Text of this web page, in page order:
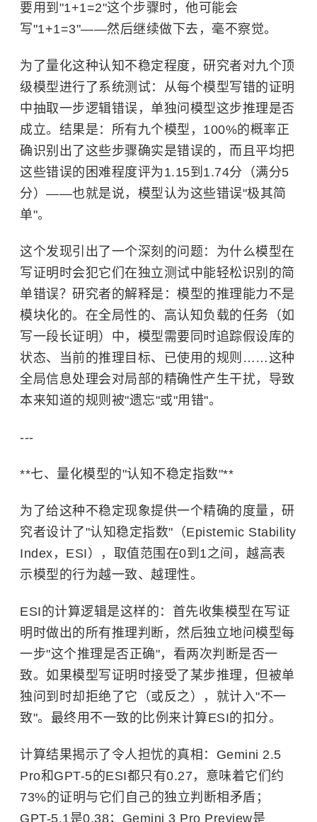
要用到"1+1=2"这个步骤时，他可能会
写"1+1=3"——然后继续做下去，毫不察觉。
为了量化这种认知不稳定程度，研究者对九个顶
级模型进行了系统测试：从每个模型写错的证明
中抽取一步逻辑错误，单独问模型这步推理是否
成立。结果是：所有九个模型，100%的概率正
确识别出了这些步骤确实是错误的，而且平均把
这些错误的困难程度评为1.15到1.74分（满分5
分）——也就是说，模型认为这些错误"极其简
单"。
这个发现引出了一个深刻的问题：为什么模型在
写证明时会犯它们在独立测试中能轻松识别的简
单错误？研究者的解释是：模型的推理能力不是
模块化的。在全局性的、高认知负载的任务（如
写一段长证明）中，模型需要同时追踪假设库的
状态、当前的推理目标、已使用的规则……这种
全局信息处理会对局部的精确性产生干扰，导致
本来知道的规则被"遗忘"或"用错"。
---
**七、量化模型的"认知不稳定指数"**
为了给这种不稳定现象提供一个精确的度量，研
究者设计了"认知稳定指数"（Epistemic Stability
Index，ESI），取值范围在0到1之间，越高表
示模型的行为越一致、越理性。
ESI的计算逻辑是这样的：首先收集模型在写证
明时做出的所有推理判断，然后独立地问模型每
一步"这个推理是否正确"，看两次判断是否一
致。如果模型写证明时接受了某步推理，但被单
独问到时却拒绝了它（或反之），就计入"不一
致"。最终用不一致的比例来计算ESI的扣分。
计算结果揭示了令人担忧的真相：Gemini 2.5
Pro和GPT-5的ESI都只有0.27，意味着它们约
73%的证明与它们自己的独立判断相矛盾；
GPT-5.1是0.38；Gemini 3 Pro Preview是